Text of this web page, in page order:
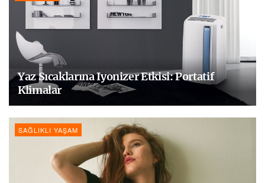
Yaz Sıcaklarına Iyonizer Etkisi: Portatif
Klimalar
SAĞLIKLI YAŞAM